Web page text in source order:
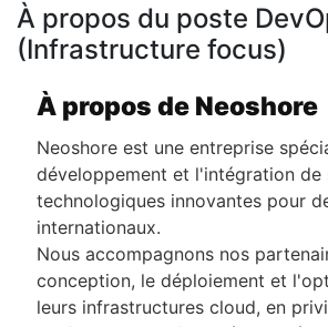
À propos du poste
(Infrastructure focus)
À propos de Neoshore
Neoshore est une entreprise
développement et l'intégration de
technologiques innovantes pour
internationaux.
Nous accompagnons nos
conception, le déploiement et
leurs infrastructures cloud, en